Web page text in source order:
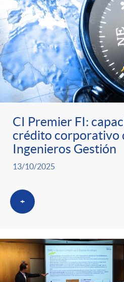
CI Premier FI:
crédito corporativo
Ingenieros Gestión
13/10/2025
+